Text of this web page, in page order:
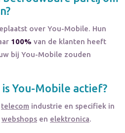
over You-Mobile. Hun
100% van de klanten heeft
bij You-Mobile zouden
isYou-Mobile actief?
telecom industrie en specifiek in
webshops en elektronica.